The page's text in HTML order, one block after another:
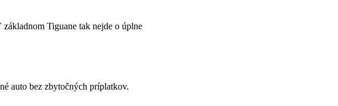
Tiguane tak nejde o úplne
auto bez zbytočných príplatkov.